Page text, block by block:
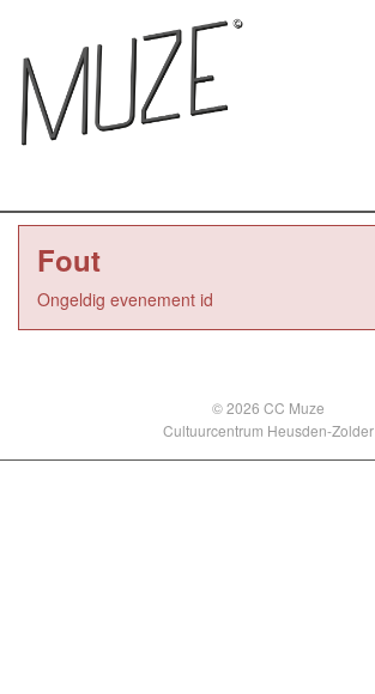
Fout
Ongeldig evenement id
© 2026 CC Muze
Cultuurcentrum Heusden-Zolder